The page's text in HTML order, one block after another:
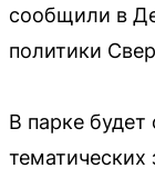
сообщили в
политики
В парке будет
тематических